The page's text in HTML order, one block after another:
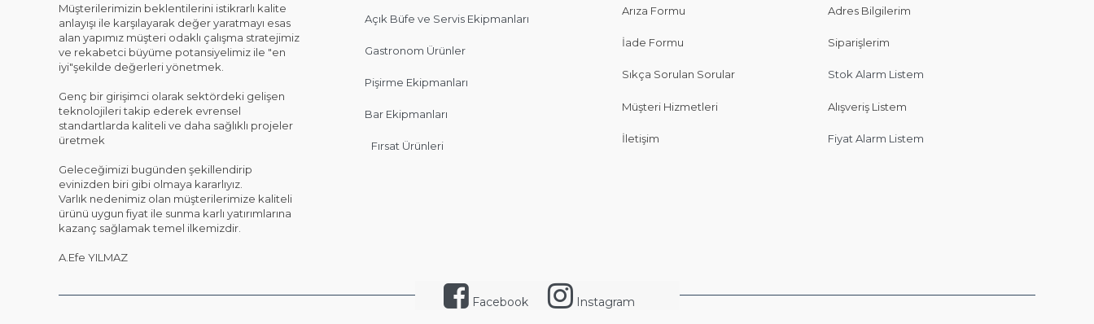
Müşterilerimizin beklentilerini istikrarlı kalite
anlayışı ile karşılayarak değer yaratmayı esas
alan yapımız müşteri odaklı çalışma stratejimiz
ve rekabetci büyüme potansiyelimiz ile "en
iyi"şekilde değerleri yönetmek.
Genç bir girişimci olarak sektördeki gelişen
teknolojileri takip ederek evrensel
standartlarda kaliteli ve daha sağlıklı projeler
üretmek
Geleceğimizi bugünden şekillendirip
evinizden biri gibi olmaya kararlıyız.
Varlık nedenimiz olan müşterilerimize kaliteli
ürünü uygun fiyat ile sunma karlı yatırımlarına
kazanç sağlamak temel ilkemizdir.
A.Efe YILMAZ
Açık Büfe ve Servis Ekipmanları
Gastronom Ürünler
Pişirme Ekipmanları
Bar Ekipmanları
Fırsat Ürünleri
Arıza Formu
İade Formu
Sıkça Sorulan Sorular
Müşteri Hizmetleri
İletişim
Adres Bilgilerim
Siparişlerim
Stok Alarm Listem
Alışveriş Listem
Fiyat Alarm Listem
Facebook Instagram